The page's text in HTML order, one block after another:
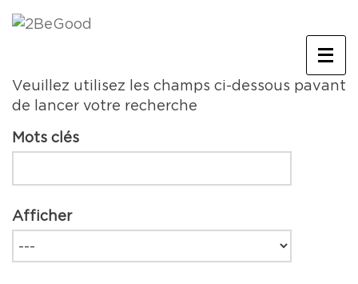
Veuillez utilisez les champs ci-dessous pavant
de lancer votre recherche
Mots clés
Afficher